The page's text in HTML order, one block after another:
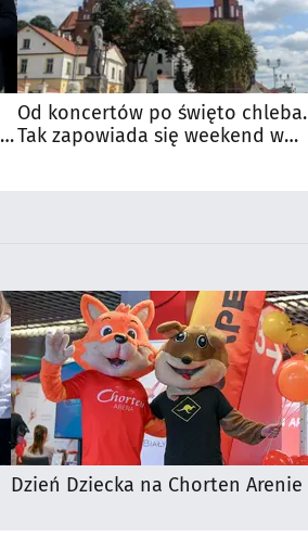
Od koncertów po święto chleba.
Tak zapowiada się weekend w
Dzień Dziecka na Chorten Arenie